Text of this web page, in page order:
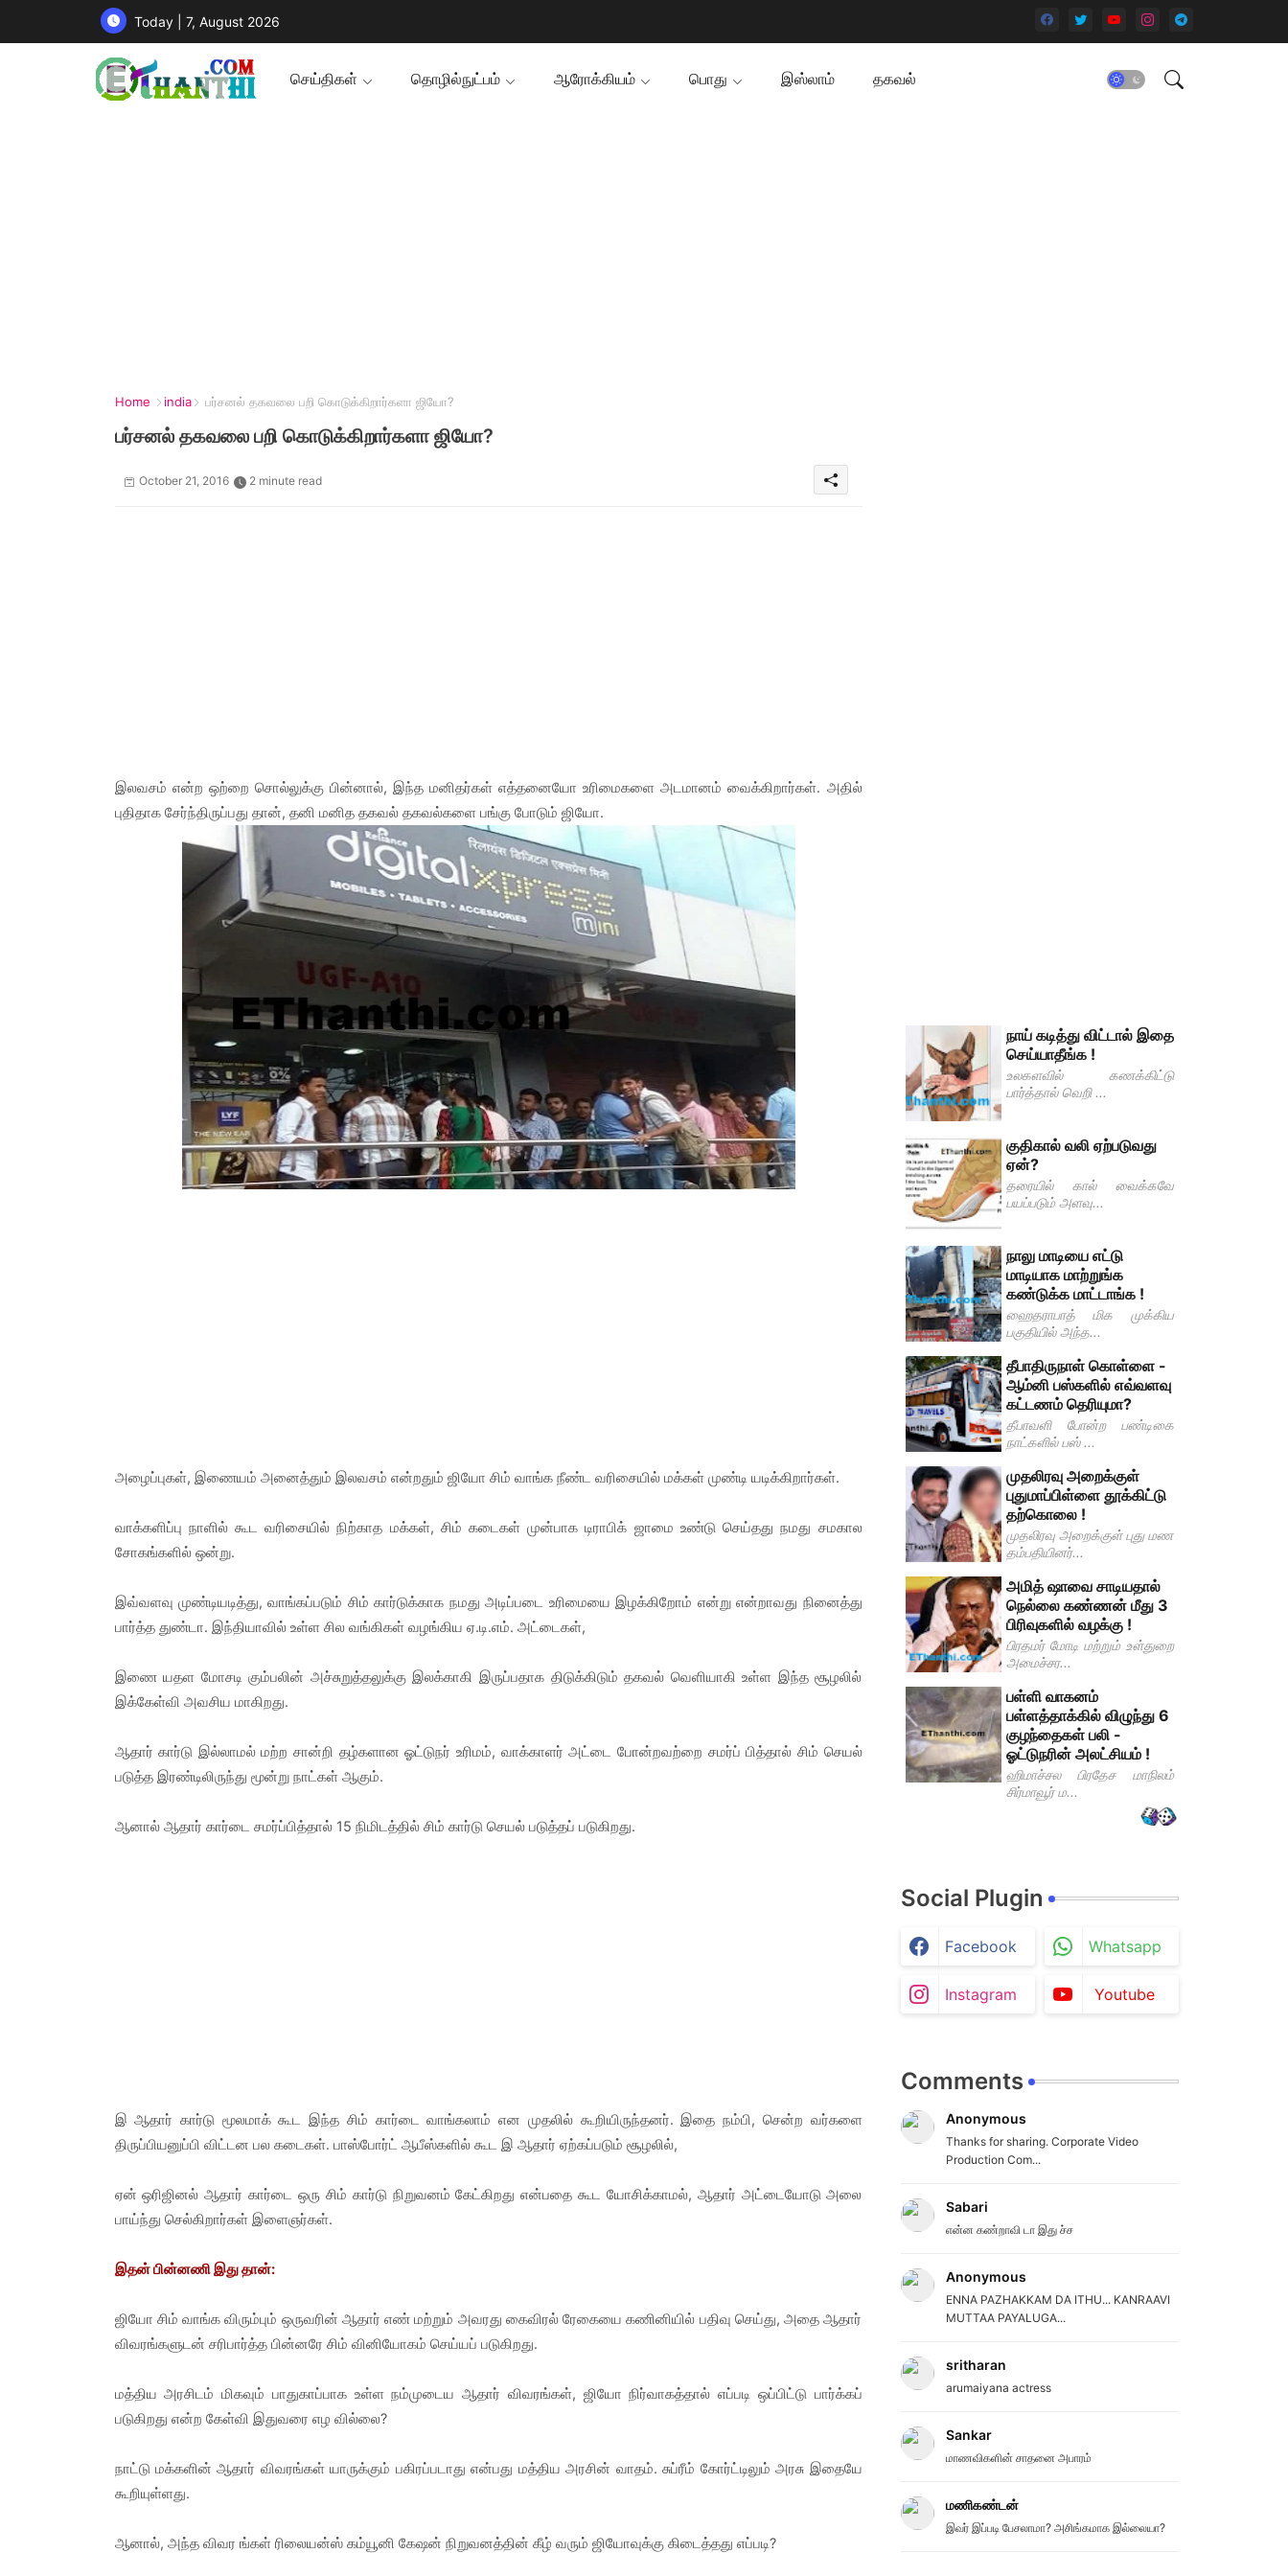
Today | 7, August 2026
செய்திகள் தொழில்நுட்பம் ஆரோக்கியம் பொது இஸ்லாம் தகவல்
Home india பர்சனல் தகவலை பறி கொடுக்கிறார்களா ஜியோ?
பர்சனல் தகவலை பறி கொடுக்கிறார்களா ஜியோ?
October 21, 2016 2 minute read
இலவசம் என்ற ஒற்றை சொல்லுக்கு பின்னால், இந்த மனிதர்கள் எத்தனையோ உரிமைகளை அடமானம் வைக்கிறார்கள். அதில்
புதிதாக சேர்ந்திருப்பது தான், தனி மனித தகவல் தகவல்களை பங்கு போடும் ஜியோ.
அழைப்புகள், இணையம் அனைத்தும் இலவசம் என்றதும் ஜியோ சிம் வாங்க நீண்ட வரிசையில் மக்கள் முண்டி யடிக்கிறார்கள்.
வாக்களிப்பு நாளில் கூட வரிசையில் நிற்காத மக்கள், சிம் கடைகள் முன்பாக டிராபிக் ஜாமை உண்டு செய்தது நமது சமகால
சோகங்களில் ஒன்று.
இவ்வளவு முண்டியடித்து, வாங்கப்படும் சிம் கார்டுக்காக நமது அடிப்படை உரிமையை இழக்கிறோம் என்று என்றாவது நினைத்து
பார்த்த துண்டா. இந்தியாவில் உள்ள சில வங்கிகள் வழங்கிய ஏ.டி.எம். அட்டைகள்,
இணை யதள மோசடி கும்பலின் அச்சுறுத்தலுக்கு இலக்காகி இருப்பதாக திடுக்கிடும் தகவல் வெளியாகி உள்ள இந்த சூழலில்
இக்கேள்வி அவசிய மாகிறது.
ஆதார் கார்டு இல்லாமல் மற்ற சான்றி தழ்களான ஓட்டுநர் உரிமம், வாக்காளர் அட்டை போன்றவற்றை சமர்ப் பித்தால் சிம் செயல்
படுத்த இரண்டிலிருந்து மூன்று நாட்கள் ஆகும்.
ஆனால் ஆதார் கார்டை சமர்ப்பித்தால் 15 நிமிடத்தில் சிம் கார்டு செயல் படுத்தப் படுகிறது.
இ ஆதார் கார்டு மூலமாக் கூட இந்த சிம் கார்டை வாங்கலாம் என முதலில் கூறியிருந்தனர். இதை நம்பி, சென்ற வர்களை
திருப்பியனுப்பி விட்டன பல கடைகள். பாஸ்போர்ட் ஆபீஸ்களில் கூட இ ஆதார் ஏற்கப்படும் சூழலில்,
ஏன் ஒரிஜினல் ஆதார் கார்டை ஒரு சிம் கார்டு நிறுவனம் கேட்கிறது என்பதை கூட யோசிக்காமல், ஆதார் அட்டையோடு அலை
பாய்ந்து செல்கிறார்கள் இளைஞர்கள்.
இதன் பின்னணி இது தான்:
ஜியோ சிம் வாங்க விரும்பும் ஒருவரின் ஆதார் எண் மற்றும் அவரது கைவிரல் ரேகையை கணினியில் பதிவு செய்து, அதை ஆதார்
விவரங்களுடன் சரிபார்த்த பின்னரே சிம் வினியோகம் செய்யப் படுகிறது.
மத்திய அரசிடம் மிகவும் பாதுகாப்பாக உள்ள நம்முடைய ஆதார் விவரங்கள், ஜியோ நிர்வாகத்தால் எப்படி ஒப்பிட்டு பார்க்கப்
படுகிறது என்ற கேள்வி இதுவரை எழ வில்லை?
நாட்டு மக்களின் ஆதார் விவரங்கள் யாருக்கும் பகிரப்படாது என்பது மத்திய அரசின் வாதம். சுப்ரீம் கோர்ட்டிலும் அரசு இதையே
கூறியுள்ளது.
ஆனால், அந்த விவர ங்கள் ரிலையன்ஸ் கம்யூனி கேஷன் நிறுவனத்தின் கீழ் வரும் ஜியோவுக்கு கிடைத்தது எப்படி?
நாய் கடித்து விட்டால் இதை
செய்யாதீங்க !
உலகளவில் கணக்கிட்டு
பார்த்தால் வெறி ...
குதிகால் வலி ஏற்படுவது
ஏன்?
தரையில் கால் வைக்கவே
பயப்படும் அளவு...
நாலு மாடியை எட்டு
மாடியாக மாற்றுங்க
கண்டுக்க மாட்டாங்க !
ஹைதராபாத் மிக முக்கிய
பகுதியில் அந்த...
தீபாதிருநாள் கொள்ளை -
ஆம்னி பஸ்களில் எவ்வளவு
கட்டணம் தெரியுமா?
தீபாவளி போன்ற பண்டிகை
நாட்களில் பஸ் ...
முதலிரவு அறைக்குள்
புதுமாப்பிள்ளை தூக்கிட்டு
தற்கொலை !
முதலிரவு அறைக்குள் புது மண
தம்பதியினர்...
அமித் ஷாவை சாடியதால்
நெல்லை கண்ணன் மீது 3
பிரிவுகளில் வழக்கு !
பிரதமர் மோடி மற்றும் உள்துறை
அமைச்சர...
பள்ளி வாகனம்
பள்ளத்தாக்கில் விழுந்து 6
குழந்தைகள் பலி -
ஓட்டுநரின் அலட்சியம் !
ஹிமாச்சல பிரதேச மாநிலம்
சிர்மாவூர் ம...
Social Plugin
Facebook Whatsapp
Instagram Youtube
Comments
Anonymous
Thanks for sharing. Corporate Video
Production Com...
Sabari
என்ன கண்றாவி டா இது ச்ச
Anonymous
ENNA PAZHAKKAM DA ITHU... KANRAAVI
MUTTAA PAYALUGA...
sritharan
arumaiyana actress
Sankar
மாணவிகளின் சாதனை அபாரம்
மணிகண்டன்
இவர் இப்படி பேசலாமா? அசிங்கமாக இல்லையா?